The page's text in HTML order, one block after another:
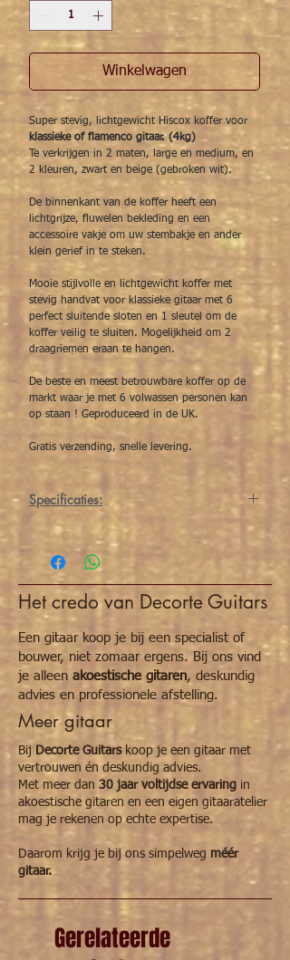
Winkelwagen
Super stevig, lichtgewicht Hiscox koffer voor
klassieke of flamenco gitaar. (4kg)
Te verkrijgen in 2 maten, large en medium, en
2 kleuren, zwart en beige (gebroken wit).
De binnenkant van de koffer heeft een
lichtgrijze, fluwelen bekleding en een
accessoire vakje om uw stembakje en ander
klein gerief in te steken.
Mooie stijlvolle en lichtgewicht koffer met
stevig handvat voor klassieke gitaar met 6
perfect sluitende sloten en 1 sleutel om de
koffer veilig te sluiten. Mogelijkheid om 2
draagriemen eraan te hangen.
De beste en meest betrouwbare koffer op de
markt waar je met 6 volwassen personen kan
op staan ! Geproduceerd in de UK.
Gratis verzending, snelle levering.
Specificaties:
We hebben deze Hiscox koffer in 2 maten.
1. Medium
Bovenbreedte: 26,7 cm
Onderbreedte: 37,5 cm
Lengte klankkast: 49 cm
2. Large
Bovenbreedte: 27,7 cm
Onderbreedte: 38,5 cm
Lengte klankkast: 49,5 cm
Het credo van Decorte Guitars
Een gitaar koop je bij een specialist of
bouwer, niet zomaar ergens. Bij ons vind
je alleen akoestische gitaren, deskundig
advies en professionele afstelling.
Meer gitaar
Bij Decorte Guitarskoop je een gitaar met
vertrouwen én deskundig advies.
Met meer dan 30 jaar voltijdse ervaring in
akoestische gitaren en een eigen gitaaratelier
mag je rekenen op echte expertise.
Daarom krijg je bij ons simpelweg méér
gitaar.
Gerelateerde